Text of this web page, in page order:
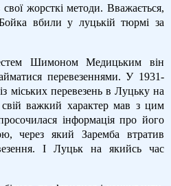
жорсткі методи. Вважається,
вбили у луцькій тюрмі за
Шимоном Медицьким він
перевезеннями. У 1931-
міських перевезень в Луцьку на
свій важкий характер мав з цим
інформація про його
через який Заремба втратив
І Луцьк на якийсь час